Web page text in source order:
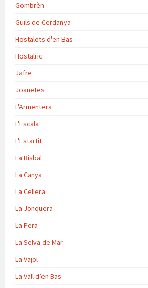
Gombrèn
Guils de Cerdanya
Hostalets d'en Bas
Hostalric
Jafre
Joanetes
L'Armentera
L'Escala
L'Estartit
La Bisbal
La Canya
La Cellera
La Jonquera
La Pera
La Selva de Mar
La Vajol
La Vall d’en Bas